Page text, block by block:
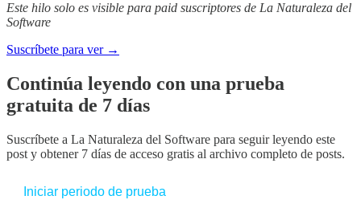
Este hilo solo es visible para paid suscriptores de La Naturaleza del
Software
Suscríbete para ver →
Continúa leyendo con una prueba
gratuita de 7 días
Suscríbete a La Naturaleza del Software para seguir leyendo este
post y obtener 7 días de acceso gratis al archivo completo de posts.
Iniciar periodo de prueba